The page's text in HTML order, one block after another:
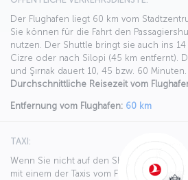
Der Flughafen liegt 60 km vom
Sie können für die Fahrt den
nutzen. Der Shuttle bringt sie auch ins
Cizre oder nach Silopi (45 km entfernt).
und Şırnak dauert 10, 45 bzw. 60 Minuten.
Durchschnittliche Reisezeit vom
Entfernung vom Flughafen: 60 km
TAXI:
Wenn Sie nicht auf den Shuttle warten
mit einem der Taxis vom Flughafen ins